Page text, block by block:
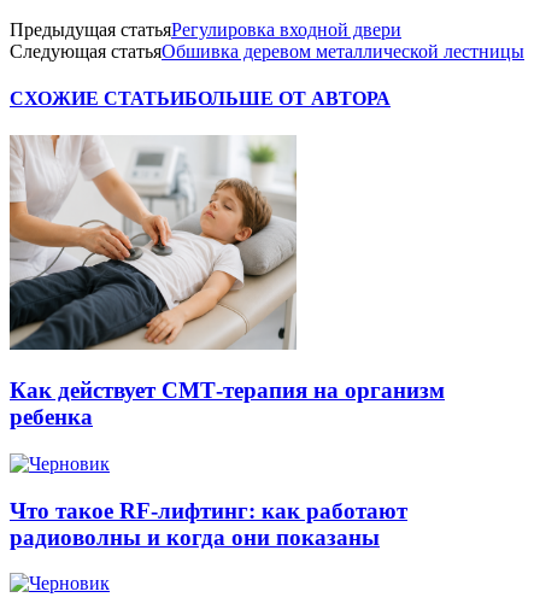
Предыдущая статьяРегулировка входной двери
Следующая статьяОбшивка деревом металлической лестницы
СХОЖИЕ СТАТЬИБОЛЬШЕ ОТ АВТОРА
Как действует СМТ-терапия на организм
ребенка
Что такое RF-лифтинг: как работают
радиоволны и когда они показаны